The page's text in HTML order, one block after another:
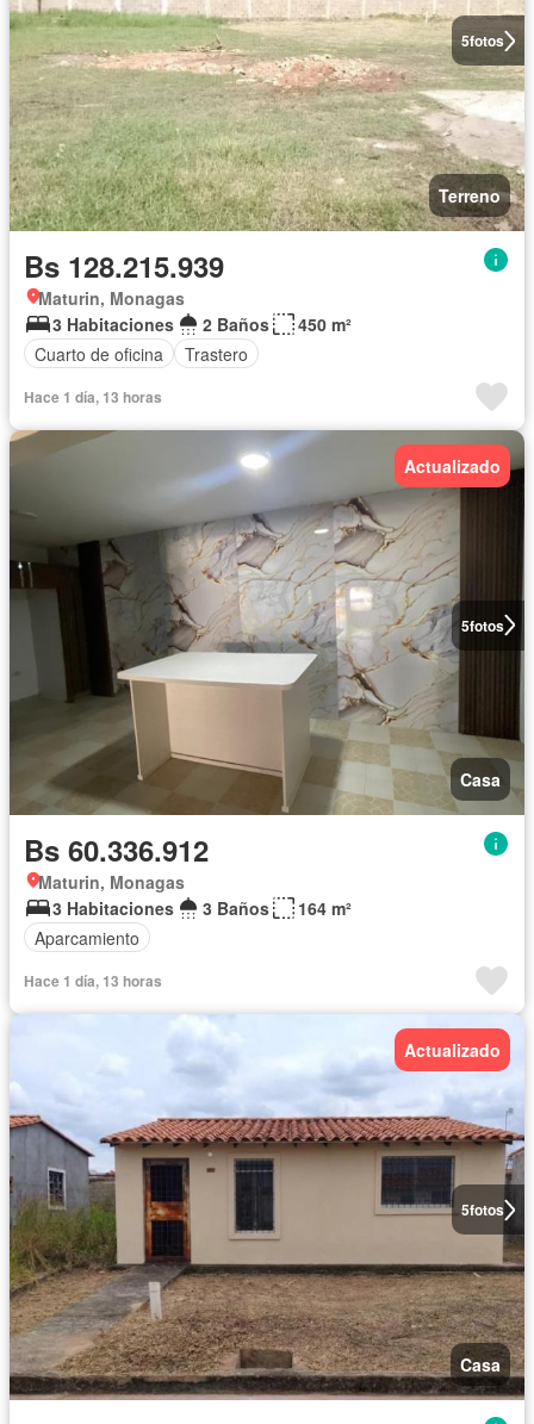
5fotos
Terreno
Bs 128.215.939
Maturin, Monagas
3 Habitaciones
2 Baños
450 m²
Cuarto de oficina
Trastero
Hace 1 día, 13 horas
5fotos
Actualizado
Casa
Bs 60.336.912
Maturin, Monagas
3 Habitaciones
3 Baños
164 m²
Aparcamiento
Hace 1 día, 13 horas
5fotos
Actualizado
Casa